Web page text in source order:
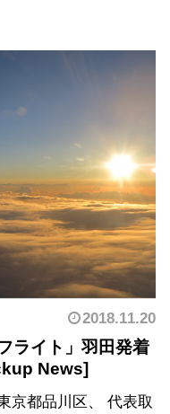
2018.11.20
ライト」羽田発着
京都品川区、 代表取